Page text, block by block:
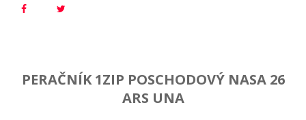
PERAČNÍK 1ZIP POSCHODOVÝ NASA 26
ARS UNA